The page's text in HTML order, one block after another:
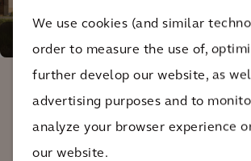
We use cookies (and similar
order to measure the use of,
further develop our website, as
advertising purposes and to
analyze your browser experience
our website.
Le client a souhaité que The
Woods soit aussi durable et